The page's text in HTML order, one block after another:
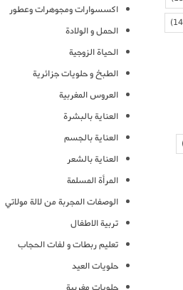
اكسسوارات ومجوهرات وعطور
الحمل و الولادة
الحياة الزوجية
الطبخ و حلويات جزائرية
العروس المغربية
العناية بالبشرة
العناية بالجسم
العناية بالشعر
المرأة المسلمة
الوصفات المجربة من لالة مولاتي
تربية الاطفال
تعليم ربطات و لفات الحجاب
حلويات العيد